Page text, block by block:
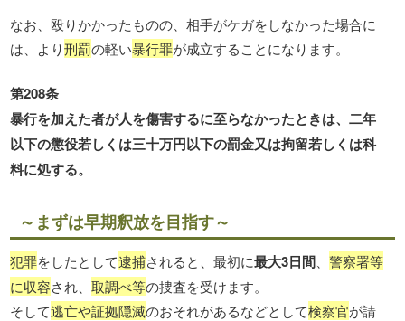
なお、殴りかかったものの、相手がケガをしなかった場合に
は、より刑罰の軽い暴行罪が成立することになります。
第208条
暴行を加えた者が人を傷害するに至らなかったときは、二年
以下の懲役若しくは三十万円以下の罰金又は拘留若しくは科
料に処する。
～まずは早期釈放を目指す～
犯罪をしたとして逮捕されると、最初に最大3日間 、警察署等
に収容され、取調べ等の捜査を受けます。
そして逃亡や証拠隠滅のおそれがあるなどとして検察官が請